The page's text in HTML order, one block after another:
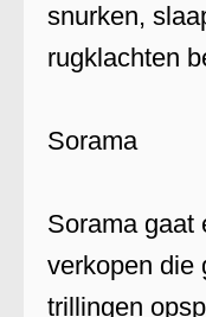
snurken,
rugklachten
Sorama
Sorama gaat
verkopen die
trillingen